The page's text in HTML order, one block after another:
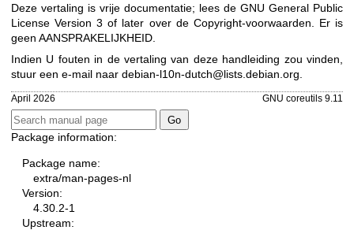
Deze vertaling is vrije documentatie; lees de GNU General Public
License Version 3 of later over de Copyright-voorwaarden. Er is
geen AANSPRAKELIJKHEID.
Indien U fouten in de vertaling van deze handleiding zou vinden,
stuur een e-mail naar debian-l10n-dutch@lists.debian.org
April 2026 GNU coreutils 9.11
Package information:
Package name:
extra/man-pages-nl
Version:
4.30.2-1
Upstream: